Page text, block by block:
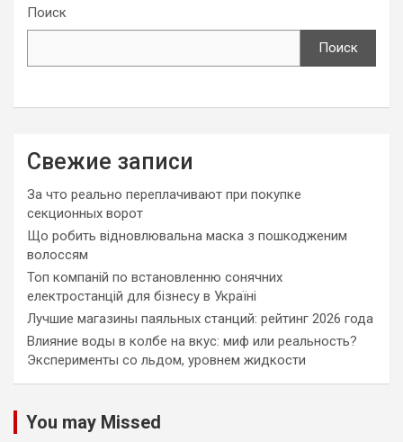
Поиск
Поиск
Свежие записи
За что реально переплачивают при покупке
секционных ворот
Що робить відновлювальна маска з пошкодженим
волоссям
Топ компаній по встановленню сонячних
електростанцій для бізнесу в Україні
Лучшие магазины паяльных станций: рейтинг 2026 года
Влияние воды в колбе на вкус: миф или реальность?
Эксперименты со льдом, уровнем жидкости
You may Missed